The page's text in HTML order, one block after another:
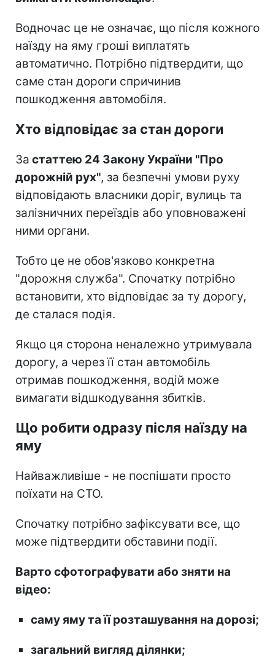
Водночас це не означає, що після кожного
наїзду на яму гроші виплатять
автоматично. Потрібно підтвердити, що
саме стан дороги спричинив
пошкодження автомобіля.
Хто відповідає за стан дороги
За статтею 24 Закону України "Про
дорожній рух", за безпечні умови руху
відповідають власники доріг, вулиць та
залізничних переїздів або уповноважені
ними органи.
Тобто це не обов'язково конкретна
"дорожня служба". Спочатку потрібно
встановити, хто відповідає за ту дорогу,
де сталася подія.
Якщо ця сторона неналежно утримувала
дорогу, а через її стан автомобіль
отримав пошкодження, водій може
вимагати відшкодування збитків.
Що робити одразу після наїзду на
яму
Найважливіше - не поспішати просто
поїхати на СТО.
Спочатку потрібно зафіксувати все, що
може підтвердити обставини події.
Варто сфотографувати або зняти на
відео:
саму яму та її розташування на дорозі;
загальний вигляд ділянки;